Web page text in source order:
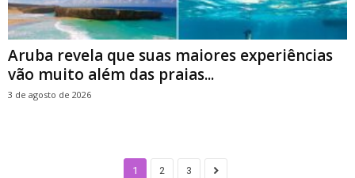
Aruba revela que suas maiores experiências
vão muito além das praias...
3 de agosto de 2026
1 2 3